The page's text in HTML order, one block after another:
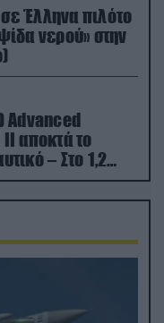
Έλληνα πιλότο
νερού» στην
Advanced
αποκτά το
– Στο 1,2